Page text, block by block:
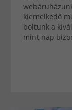
kiemelkedő
boltunk a
mint nap